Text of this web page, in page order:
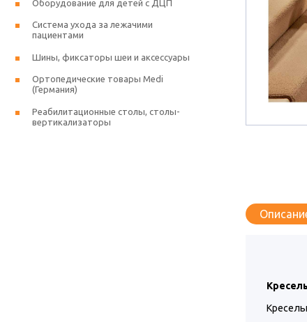
Оборудование для детей с ДЦП
Система ухода за лежачими
пациентами
Шины, фиксаторы шеи и аксессуары
Ортопедические товары Medi
(Германия)
Реабилитационные столы, столы-
вертикализаторы